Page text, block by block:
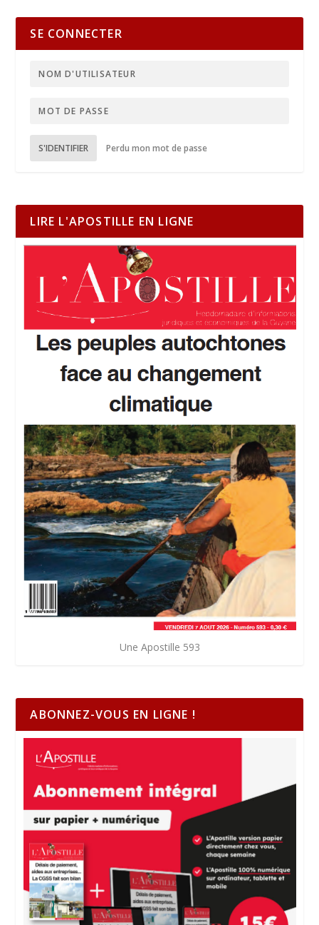
SE CONNECTER
S'IDENTIFIER Perdu mon mot de passe
LIRE L'APOSTILLE EN LIGNE
Une Apostille 593
ABONNEZ-VOUS EN LIGNE !